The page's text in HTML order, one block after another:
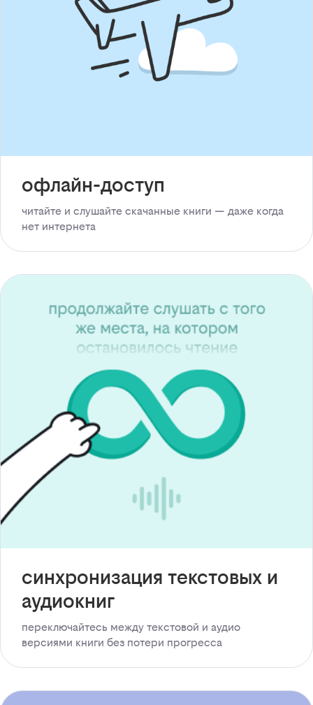
офлайн-доступ
читайте и слушайте скачанные книги — даже когда
нет интернета
синхронизация текстовых и
аудиокниг
переключайтесь между текстовой и аудио
версиями книги без потери прогресса